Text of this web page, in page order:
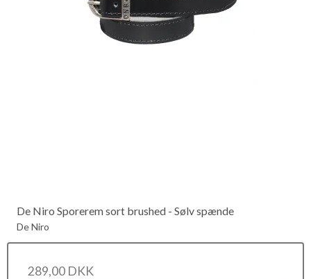
De Niro Sporerem sort brushed - Sølv spænde
De Niro
289,00 DKK